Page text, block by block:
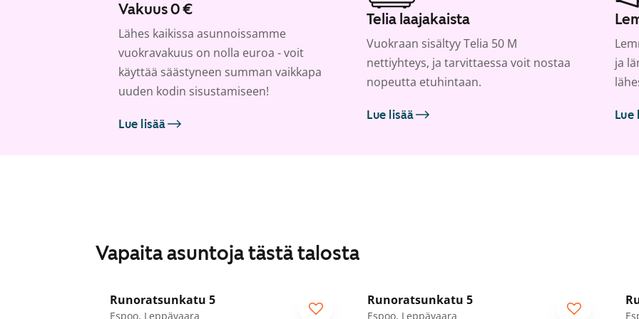
Vakuus 0 €
Lähes kaikissa asunnoissamme
vuokravakuus on nolla euroa - voit
käyttää säästyneen summan vaikkapa
uuden kodin sisustamiseen!
Lue lisää
Telia laajakaista
Vuokraan sisältyy Telia 50 M
nettiyhteys, ja tarvittaessa voit nostaa
nopeutta etuhintaan.
Lue lisää
ja
Lue
Vapaita asuntoja tästä talosta
Runoratsunkatu 5
Espoo, Leppävaara
Runoratsunkatu 5
Espoo, Leppävaara